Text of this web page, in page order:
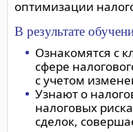
оптимизации
В результате
Ознакомятся с
сфере
с учетом
Узнают о
налоговых
сделок,